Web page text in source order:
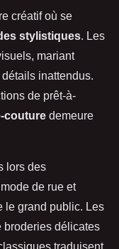
créatif où se
stylistiques. Les
mariant
inattendus.
de prêt-à-
couture demeure
lors des
de rue et
le grand public. Les
broderies délicates